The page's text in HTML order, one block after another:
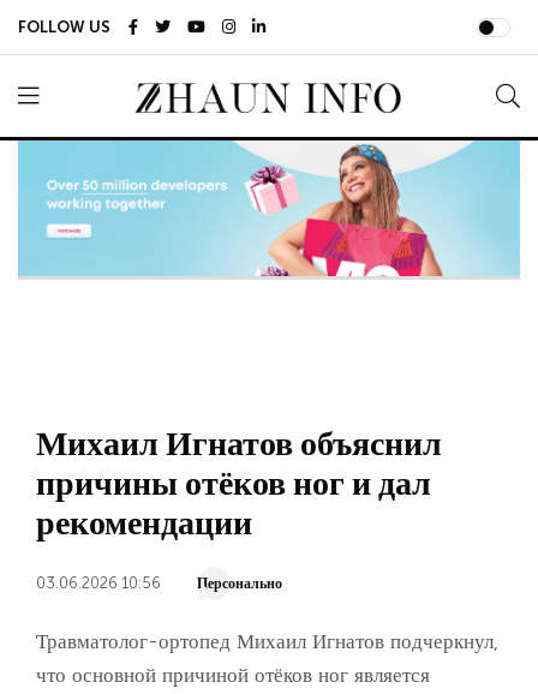
FOLLOW US
Михаил Игнатов объяснил
причины отёков ног и дал
рекомендации
03.06.2026 10:56 Персонально
Травматолог-ортопед Михаил Игнатов подчеркнул,
что основной причиной отёков ног является